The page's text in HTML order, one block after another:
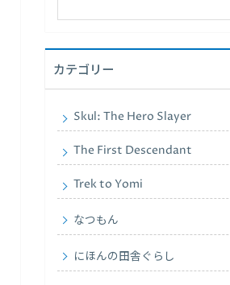
カテゴリー
Skul: The Hero Slayer
The First Descendant
Trek to Yomi
なつもん
にほんの田舎ぐらし